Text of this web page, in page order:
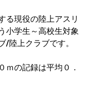
る現役の陸上アスリ
小学生～高校生対象
/陸上クラブです。
ｍの記録は平均０．